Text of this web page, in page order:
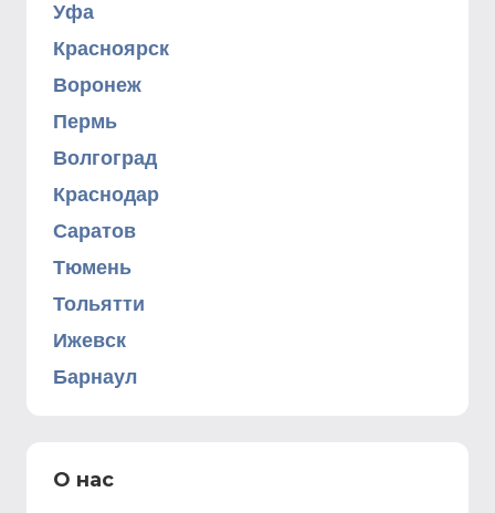
Уфа
Красноярск
Воронеж
Пермь
Волгоград
Краснодар
Саратов
Тюмень
Тольятти
Ижевск
Барнаул
О нас